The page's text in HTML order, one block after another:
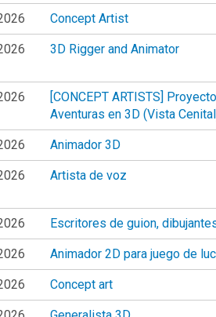
Concept Artist
3D Rigger and Animator
[CONCEPT ARTISTS]
Aventuras en 3D (Vista
Animador 3D
Artista de voz
Escritores de guion,
Animador 2D para juego de
Concept art